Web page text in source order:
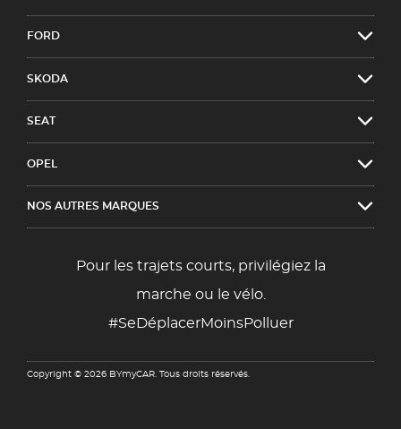
FORD
SKODA
SEAT
OPEL
NOS AUTRES MARQUES
Pour les trajets courts, privilégiez la
marche ou le vélo.
#SeDéplacerMoinsPolluer
Copyright © 2026 BYmyCAR. Tous droits réservés.